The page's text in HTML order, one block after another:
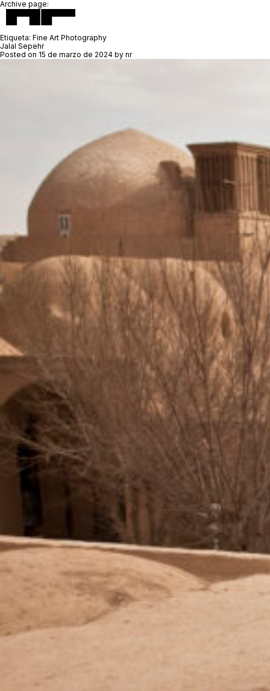
Archive page:
Etiqueta: Fine Art Photography
Jalal Sepehr
Posted on 15 de marzo de 2024 by nr